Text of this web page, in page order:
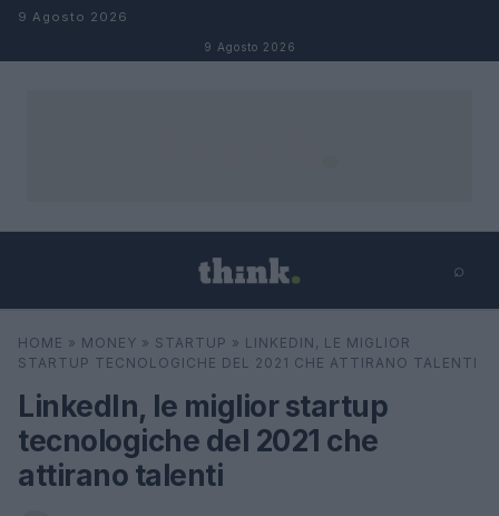
Salta al contenuto
9 Agosto 2026
9 Agosto 2026
⌕
Cerca
HOME » MONEY » STARTUP » LINKEDIN, LE MIGLIOR
STARTUP TECNOLOGICHE DEL 2021 CHE ATTIRANO TALENTI
LinkedIn, le miglior startup
tecnologiche del 2021 che
attirano talenti